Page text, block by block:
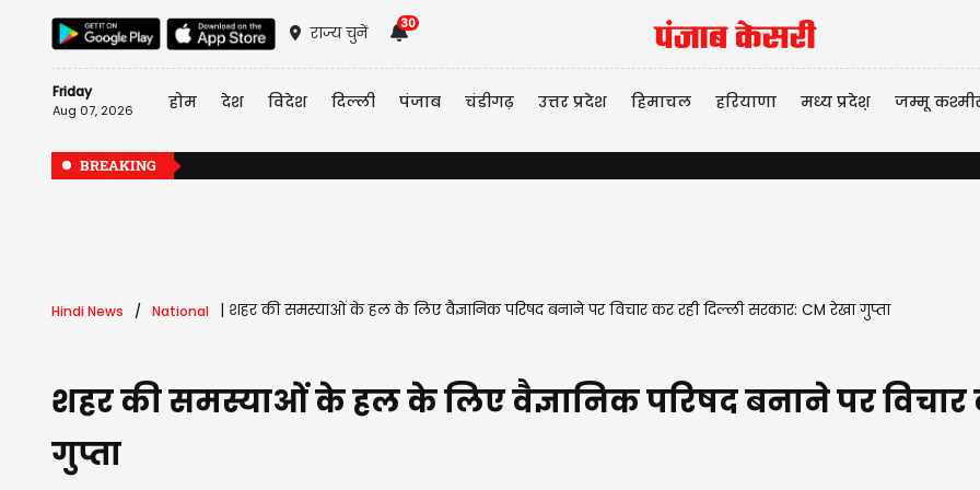
राज्य चुनें
30
Friday
Aug 07, 2026 होम देश विदेश दिल्ली पंजाब चंडीगढ़ उत्तर प्रदेश हिमाचल हरियाणा मध्य प्रदेश़ जम्मू
BREAKING
Hindi News National शहर की समस्याओं के हल के लिए वैज्ञानिक परिषद बनाने पर विचार कर रही दिल्ली सरकार: CM रेखा गुप्ता
शहर की समस्याओं के हल के लिए वैज्ञानिक परिषद बनाने पर विचार
गुप्ता